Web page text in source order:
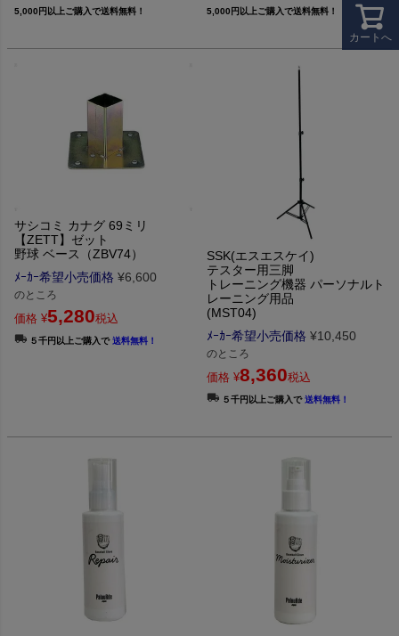
5,000円以上ご購入で送料無料！ 5,000円以上ご購入で送料無料！
サシコミ カナグ 69ミリ
【ZETT】ゼット
野球 ベース（ZBV74）
ﾒｰｶｰ希望小売価格 ¥6,600
のところ
価格 ¥5,280税込
５千円以上ご購入で送料無料！
SSK(エスエスケイ)
テスター用三脚
トレーニング機器 パーソナルト
レーニング用品
(MST04)
ﾒｰｶｰ希望小売価格 ¥10,450
のところ
価格 ¥8,360税込
５千円以上ご購入で送料無料！
カートへ